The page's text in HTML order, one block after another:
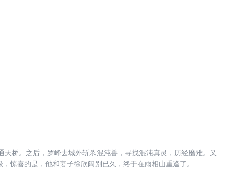
桥。之后，罗峰去城外斩杀混沌兽，寻找混沌真灵，历经磨难。又
惊喜的是，他和妻子徐欣阔别已久，终于在雨相山重逢了。